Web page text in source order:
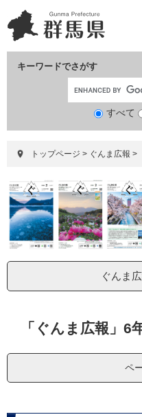
ー
ジ
ニ
ュ
て
キーワードでさがす
すべて
トップページ > ぐんま広報 >
ぐんま
「ぐんま広報」6
ペ